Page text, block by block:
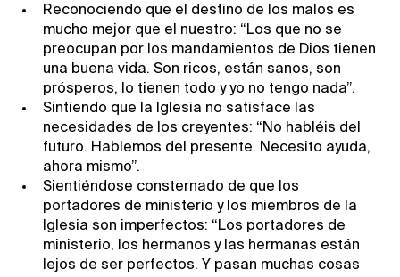
Reconociendo que el destino de los malos es
mucho mejor que el nuestro: “Los que no se
preocupan por los mandamientos de Dios tienen
una buena vida. Son ricos, están sanos, son
prósperos, lo tienen todo y yo no tengo nada”.
Sintiendo que la Iglesia no satisface las
necesidades de los creyentes: “No habléis del
futuro. Hablemos del presente. Necesito ayuda,
ahora mismo”.
Sientiéndose consternado de que los
portadores de ministerio y los miembros de la
Iglesia son imperfectos: “Los portadores de
ministerio, los hermanos y las hermanas están
lejos de ser perfectos. Y pasan muchas cosas